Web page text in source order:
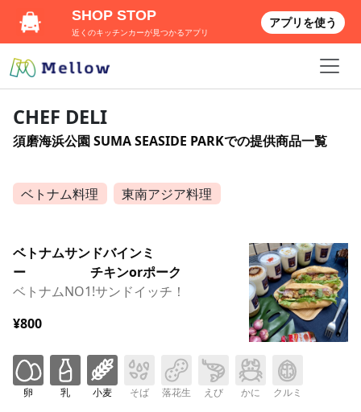
CHEF DELI
須磨海浜公園 SUMA SEASIDE PARKでの提供商品一覧
ベトナム料理 東南アジア料理
ベトナムサンドバインミ
ー チキンorポーク
ベトナムNO1!サンドイッチ！
¥800
卵 乳 小麦 そば 落花生 えび かに クルミ
SHOP STOP
近くのキッチンカーが見つかるアプリ
アプリを使う